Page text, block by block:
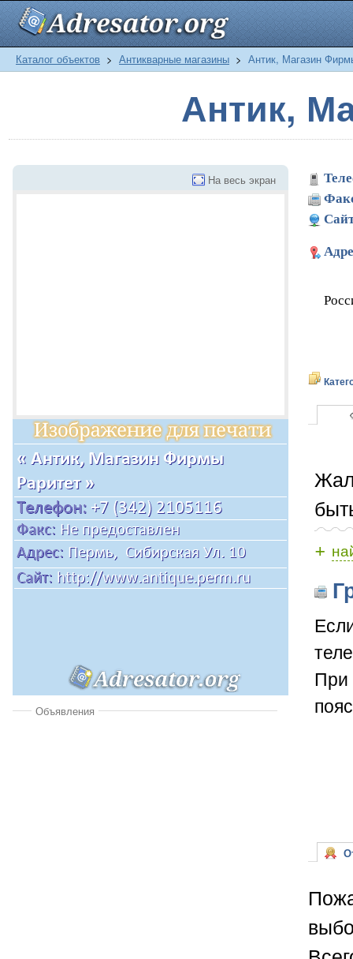
Каталог объектов > Антикварные магазины > Антик, Магазин
Антик,
На весь экран
Объявления
+
При